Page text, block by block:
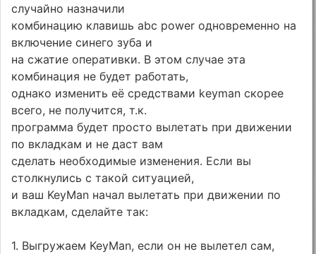
случайно назначили
комбинацию клавишь abc power одновременно на
включение синего зуба и
на сжатие оперативки. В этом случае эта
комбинация не будет работать,
однако изменить её средствами keyman скорее
всего, не получится, т.к.
программа будет просто вылетать при движении
по вкладкам и не даст вам
сделать необходимые изменения. Если вы
столкнулись с такой ситуацией,
и ваш KeyMan начал вылетать при движении по
вкладкам, сделайте так:
1. Выгружаем KeyMan, если он не вылетел сам,